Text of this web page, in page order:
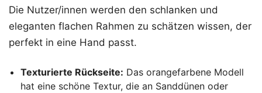
Die Nutzer/innen werden den schlanken und
eleganten flachen Rahmen zu schätzen wissen, der
perfekt in eine Hand passt.
Texturierte Rückseite: Das orangefarbene Modell
hat eine schöne Textur, die an Sanddünen oder